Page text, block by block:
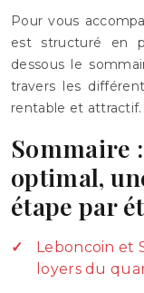
Pour vous
est structuré en
dessous le
travers les
rentable et attractif.
Sommaire
optimal,
étape par
Leboncoin et
loyers du